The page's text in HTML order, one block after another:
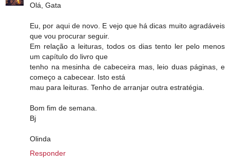
Olá, Gata
Eu, por aqui de novo. E vejo que há dicas muito agradáveis
que vou procurar seguir.
Em relação a leituras, todos os dias tento ler pelo menos
um capítulo do livro que
tenho na mesinha de cabeceira mas, leio duas páginas, e
começo a cabecear. Isto está
mau para leituras. Tenho de arranjar outra estratégia.
Bom fim de semana.
Bj
Olinda
Responder